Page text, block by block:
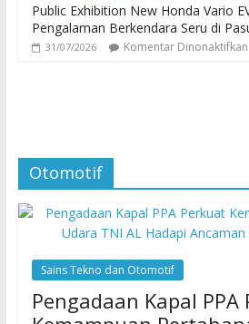
Public Exhibition New Honda Vario
Pengalaman Berkendara Seru di
31/07/2026 Komentar Dinonaktifkan
Otomotif
Sains Tekno dan Otomotif
Pengadaan Kapal PPA